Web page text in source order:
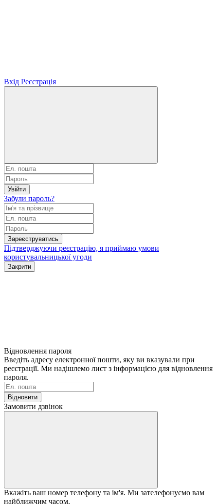
Вхід Реєстрація
Увійти
Забули пароль?
Зареєструватись
Підтверджуючи реєстрацію, я приймаю умови
користувальницької угоди
Закрити
Відновлення пароля
Введіть адресу електронної пошти, яку ви вказували при
реєстрації. Ми надішлемо лист з інформацією для відновлення
пароля.
Відновити
Замовити дзвінок
Вкажіть ваш номер телефону та ім'я. Ми зателефонуємо вам
найближчим часом.